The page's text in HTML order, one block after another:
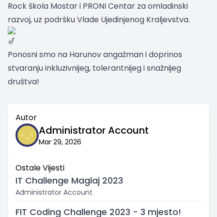
Rock škola Mostar i PRONI Centar za omladinski
razvoj, uz podršku Vlade Ujedinjenog Kraljevstva.
Ponosni smo na Harunov angažman i doprinos
stvaranju inkluzivnijeg, tolerantnijeg i snažnijeg
društva!
Autor
Administrator Account
Mar 29, 2026
Ostale Vijesti
IT Challenge Maglaj 2023
Administrator Account
FIT Coding Challenge 2023 - 3 mjesto!